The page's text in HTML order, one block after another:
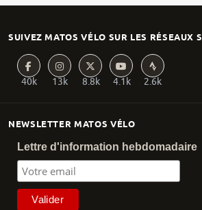
NEWSLETTER MATOS VÉLO
Lettre d'information hebdomadaire
SUIVEZ MATOS VÉLO SUR LES RÉSEAUX
40k 13k 8.8k 4.1k 2.6k